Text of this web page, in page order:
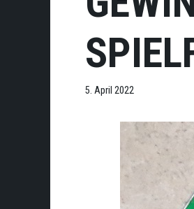
5. April 2022